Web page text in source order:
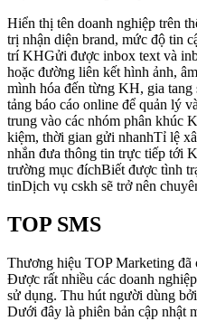
Hiển thị tên doanh nghiệp trên
trị nhận diện brand, mức độ tin
trí KHGửi được inbox text và
hoặc đường liên kết hình ảnh,
mình hóa đến từng KH, gia
tảng báo cáo online để quản lý
trung vào các nhóm phân khúc
kiệm, thời gian gửi nhanhTỉ lệ
nhắn đưa thông tin trực tiếp tới
trường mục đíchBiết được tình
tinDịch vụ cskh sẽ trở nên
TOP SMS
Thương hiệu TOP Marketing đã
Được rất nhiều các doanh
sử dụng. Thu hút người dùng
Dưới đây là phiên bản cập nhật